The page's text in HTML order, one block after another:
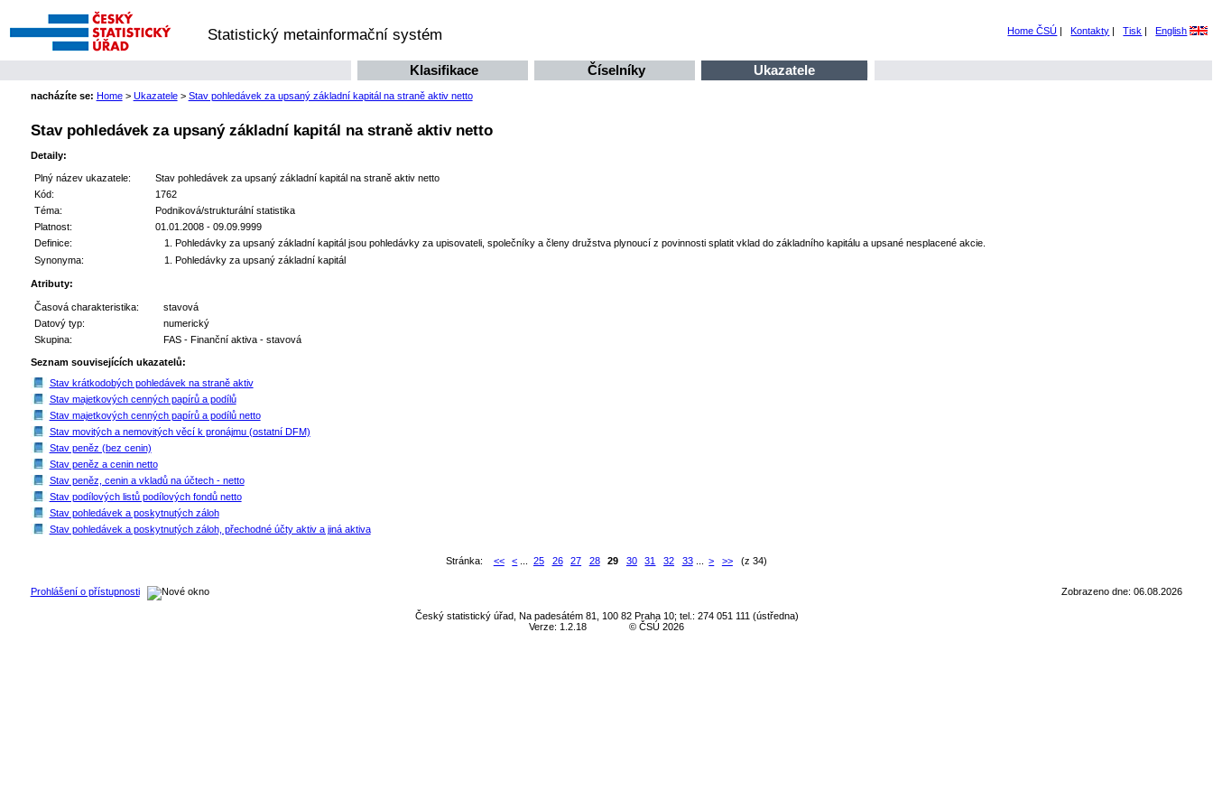
Statistický metainformační systém Home ČSÚ | Kontakty | Tisk | English
Klasifikace Číselníky Ukazatele
nacházíte se: Home> Ukazatele > Stav pohledávek za upsaný základní kapitál na straně aktiv netto
Stav pohledávek za upsaný základní kapitál na straně aktiv netto
Detaily:
Plný název ukazatele:
Stav pohledávek za upsaný základní kapitál na straně aktiv netto
Kód:
1762
Téma:
Podniková/strukturální statistika
Platnost:
01.01.2008 - 09.09.9999
Definice:
Pohledávky za upsaný základní kapitál jsou pohledávky za upisovateli, společníky a členy družstva plynoucí z povinnosti splatit vklad do základního kapitálu a upsané nesplacené akcie.
Synonyma:
Pohledávky za upsaný základní kapitál
Atributy:
Časová charakteristika:
stavová
Datový typ:
numerický
Skupina:
FAS - Finanční aktiva - stavová
Seznam souvisejících ukazatelů:
Stav krátkodobých pohledávek na straně aktiv
Stav majetkových cenných papírů a podílů
Stav majetkových cenných papírů a podílů netto
Stav movitých a nemovitých věcí k pronájmu (ostatní DFM)
Stav peněz (bez cenin)
Stav peněz a cenin netto
Stav peněz, cenin a vkladů na účtech - netto
Stav podílových listů podílových fondů netto
Stav pohledávek a poskytnutých záloh
Stav pohledávek a poskytnutých záloh, přechodné účty aktiv a jiná aktiva
Stránka: << < 25 26 27 28 29 30 31 32 33... > >>(z 34)
Prohlášení o přístupnosti Zobrazeno dne: 06.08.2026
Český statistický úřad, Na padesátém 81, 100 82 Praha 10; tel.: 274 051 111 (ústředna)
Verze: 1.2.18
© ČSÚ 2026